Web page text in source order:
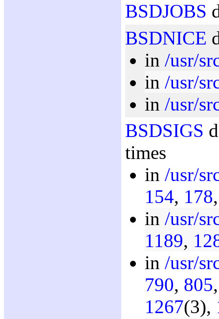
BSDJOBS
BSDNICE
in /usr/
in /usr/
in /usr/
BSDSIGS
times
in /usr/
154, 178
in /usr/
1189,
in /usr/
790, 805
1267(3),